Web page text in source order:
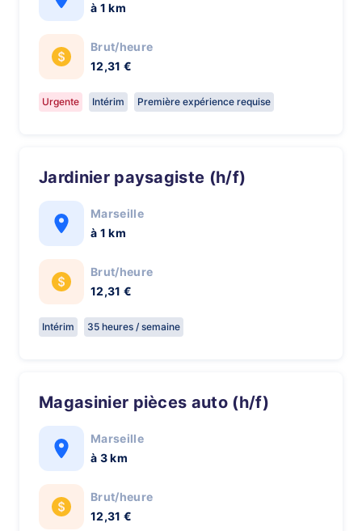
à 1 km
Brut/heure
12,31 €
Urgente Intérim Première expérience requise
Jardinier paysagiste (h/f)
Marseille
à 1 km
Brut/heure
12,31 €
Intérim 35 heures / semaine
Magasinier pièces auto (h/f)
Marseille
à 3 km
Brut/heure
12,31 €